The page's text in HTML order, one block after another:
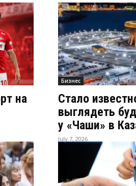
на
Бизнес
Стало
выглядеть
у «Чаши» в
July 7, 2026